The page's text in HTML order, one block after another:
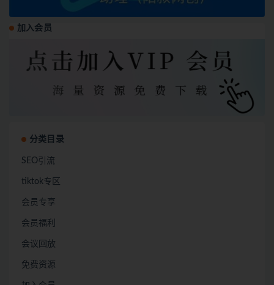
加入会员
分类目录
SEO引流
tiktok专区
会员专享
会员福利
会议回放
免费资源